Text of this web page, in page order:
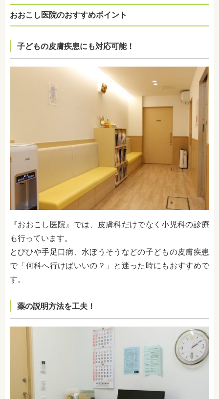
おおこし医院のおすすめポイント
子どもの皮膚疾患にも対応可能！
『おおこし医院』では、皮膚科だけでなく小児科の診療
も行っています。
とびひや手足口病、水ぼうそうなどの子どもの皮膚疾患
で「何科へ行けばいいの？」と迷った時にもおすすめで
す。
薬の説明方法を工夫！